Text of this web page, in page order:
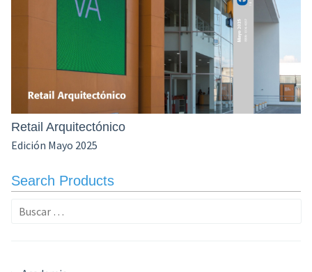
Retail Arquitectónico
Edición Mayo 2025
Search Products
Buscar: